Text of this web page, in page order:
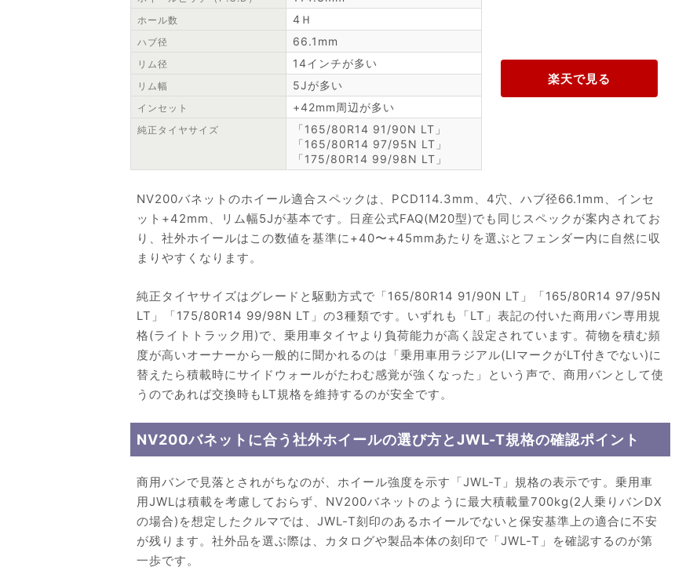
ホール数 4Ｈ
ハブ径 66.1mm
リム径 14インチが多い
リム幅 5Jが多い
インセット +42mm周辺が多い
純正タイヤサイズ
「165/80R14 91/90N LT」
「165/80R14 97/95N LT」
「175/80R14 99/98N LT」
NV200バネットのホイール適合スペックは、PCD114.3mm、4穴、ハブ径66.1mm、インセ
ット+42mm、リム幅5Jが基本です。日産公式FAQ(M20型)でも同じスペックが案内されてお
り、社外ホイールはこの数値を基準に+40〜+45mmあたりを選ぶとフェンダー内に自然に収
まりやすくなります。
純正タイヤサイズはグレードと駆動方式で「165/80R14 91/90N LT」「165/80R14 97/95N
LT」「175/80R14 99/98N LT」の3種類です。いずれも「LT」表記の付いた商用バン専用規
格(ライトトラック用)で、乗用車タイヤより負荷能力が高く設定されています。荷物を積む頻
度が高いオーナーから一般的に聞かれるのは「乗用車用ラジアル(LIマークがLT付きでない)に
替えたら積載時にサイドウォールがたわむ感覚が強くなった」という声で、商用バンとして使
うのであれば交換時もLT規格を維持するのが安全です。
NV200バネットに合う社外ホイールの選び方とJWL-T規格の確認ポイント
商用バンで見落とされがちなのが、ホイール強度を示す「JWL-T」規格の表示です。乗用車
用JWLは積載を考慮しておらず、NV200バネットのように最大積載量700kg(2人乗りバンDX
の場合)を想定したクルマでは、JWL-T刻印のあるホイールでないと保安基準上の適合に不安
が残ります。社外品を選ぶ際は、カタログや製品本体の刻印で「JWL-T」を確認するのが第
一歩です。